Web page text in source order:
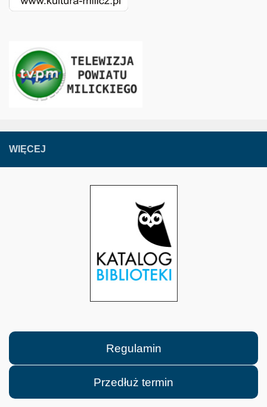
WIĘCEJ
Regulamin
Przedłuż termin